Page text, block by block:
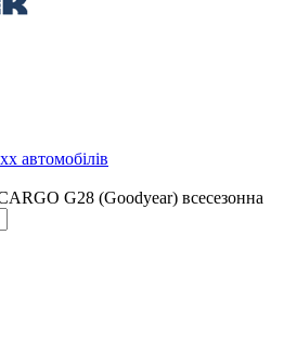
автомобілів
G28 (Goodyear) всесезонна